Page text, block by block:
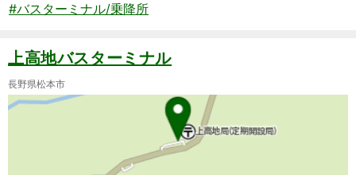
#バスターミナル/乗降所
上高地バスターミナル
長野県松本市